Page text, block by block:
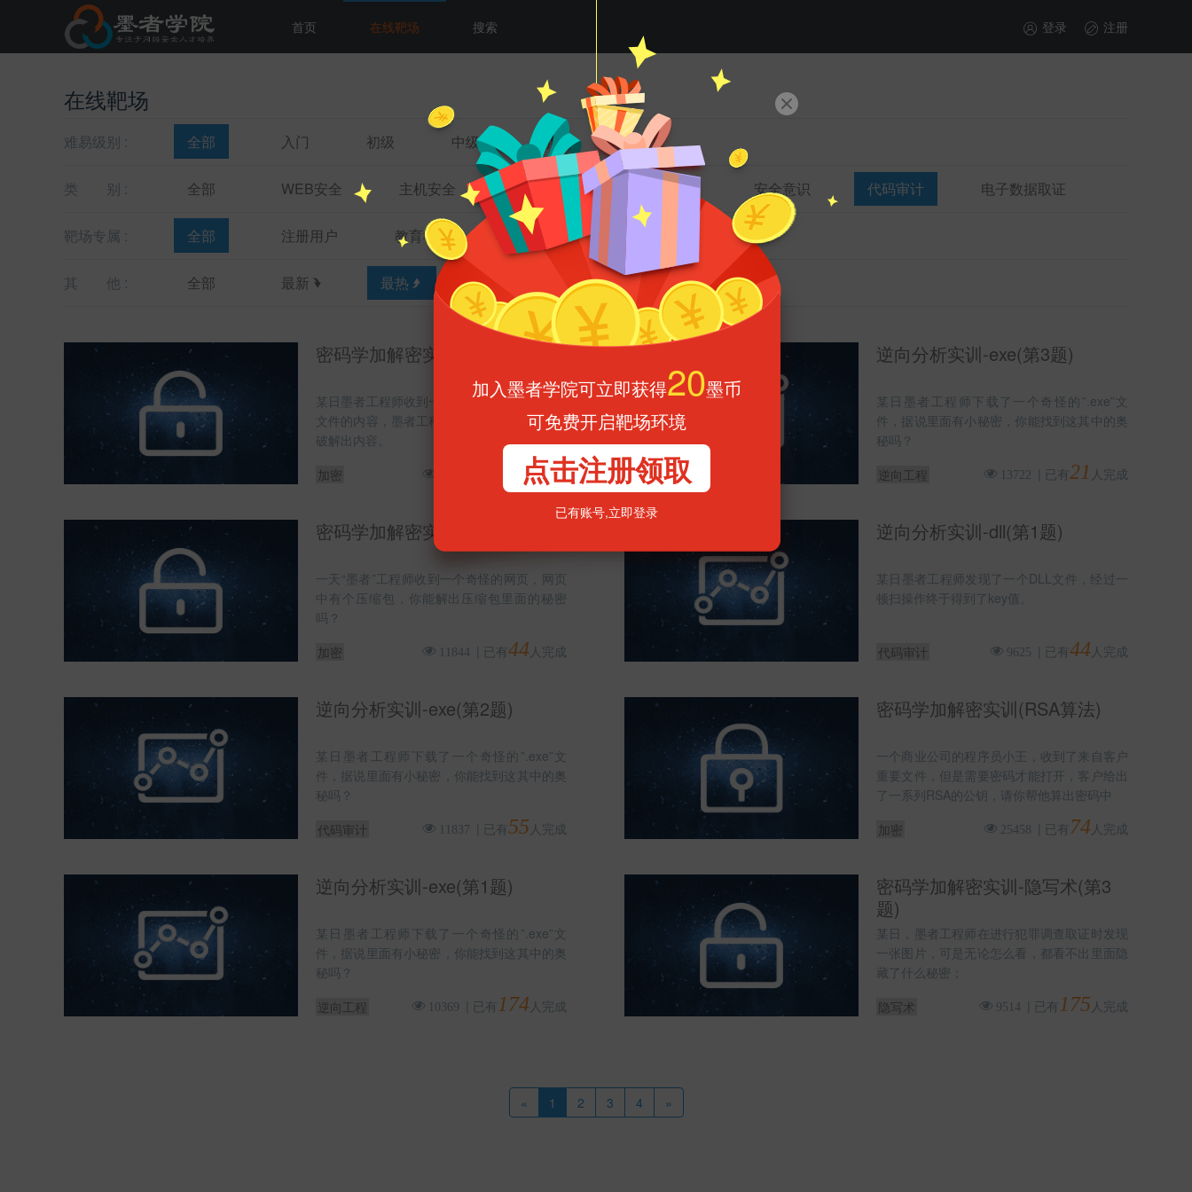
首页 在线靶场 搜索 登录 注册
在线靶场
难易级别 : 全部 入门 初级 中级 高级
类 别 : 全部 WEB安全 主机安全 数据库安全 网络安全 安全意识 代码审计 电子数据取证
靶场专属 : 全部 注册用户 教育机构 合作部门
其 他 : 全部 最新 最热 墨币
密码学加解密实训(AES)
某日墨者工程师收到一份求助邮件，帮忙解出
文件的内容，墨者工程师使用各种工具也没有
破解出内容。
加密
17人完成
逆向分析实训-exe(第3题)
某日墨者工程师下载了一个奇怪的”.exe”文
件，据说里面有小秘密，你能找到这其中的奥
秘吗？
逆向工程
13722 已有21 人完成
密码学加解密实训(摩斯密码)
一天“墨者”工程师收到一个奇怪的网页，网页
中有个压缩包，你能解出压缩包里面的秘密
吗？
加密
11844 已有44 人完成
逆向分析实训-dll(第1题)
某日墨者工程师发现了一个DLL文件，经过一
顿扫操作终于得到了key值。
代码审计 9625 已有44 人完成
逆向分析实训-exe(第2题)
某日墨者工程师下载了一个奇怪的”.exe”文
件，据说里面有小秘密，你能找到这其中的奥
秘吗？
代码审计
11837 已有55 人完成
密码学加解密实训(RSA算法)
一个商业公司的程序员小王，收到了来自客户
重要文件，但是需要密码才能打开，客户给出
了一系列RSA的公钥，请你帮他算出密码中
加密
25458 已有 74 人完成
逆向分析实训-exe(第1题)
某日墨者工程师下载了一个奇怪的”.exe”文
件，据说里面有小秘密，你能找到这其中的奥
秘吗？
逆向工程
10369 已有 174 人完成
密码学加解密实训-隐写术(第3
题)
某日，墨者工程师在进行犯罪调查取证时发现
一张图片，可是无论怎么看，都看不出里面隐
藏了什么秘密；
隐写术
9514 已有 175 人完成
« 1 2 3 4 »
加入墨者学院可立即获得20墨币
可免费开启靶场环境
点击注册领取
已有账号,立即登录